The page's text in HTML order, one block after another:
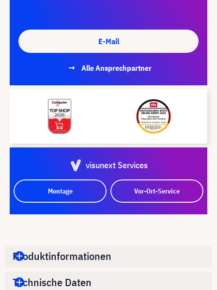
E-Mail
Alle Ansprechpartner
visunext Services
Montage Vor-Ort-Service
Produktinformationen
Technische Daten